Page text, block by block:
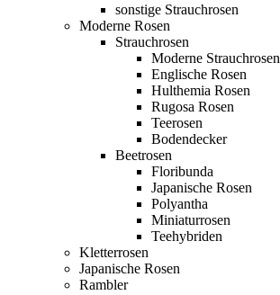
sonstige Strauchrosen
Moderne Rosen
Strauchrosen
Moderne Strauchrosen
Englische Rosen
Hulthemia Rosen
Rugosa Rosen
Teerosen
Bodendecker
Beetrosen
Floribunda
Japanische Rosen
Polyantha
Miniaturrosen
Teehybriden
Kletterrosen
Japanische Rosen
Rambler